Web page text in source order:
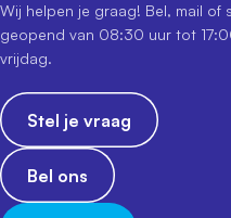
Wij helpen je graag! Bel, mail of
geopend van 08:30 uur tot
vrijdag.
Stel je vraag
Bel ons